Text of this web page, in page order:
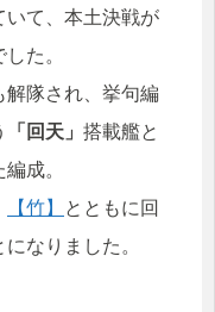
いて、本土決戦が
た。
解隊され、挙句編
「回天」 搭載艦と
成。
【竹】
とともに回
なりました。